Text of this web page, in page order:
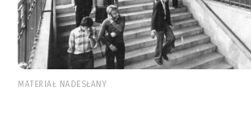
MATERIAŁ NADESŁANY